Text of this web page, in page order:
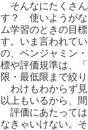
そんなにたくさ
す？ 使いようがな
ム学習のときの目
す。いま言われて
の、ベンジャミン
標や評価規準は、
限・最低限まで絞
わけもわからず
以上もいるから、
評価にあたって
なきゃいけない。